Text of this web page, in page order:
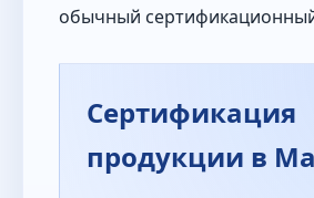
обычный
Сертификация
продукции в